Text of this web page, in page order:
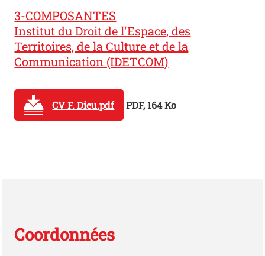
3-COMPOSANTES
Institut du Droit de l'Espace, des
Territoires, de la Culture et de la
Communication (IDETCOM)
CV F. Dieu.pdf PDF, 164 Ko
Coordonnées